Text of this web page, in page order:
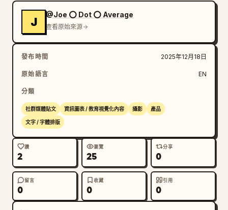
J
@Joe ⭕ Dot ⭕ Average
查看原始來源
發布時間 2025年12月18日
原始語言 EN
分類
社群媒體貼文 資訊圖表 / 教育視覺化內容 攝影 產品
文字 / 字體排版
讚
2
瀏覽
25
分享
0
留言
0
收藏
0
引用
0